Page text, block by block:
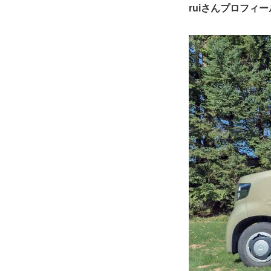
ruiさんプロフィー